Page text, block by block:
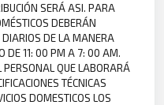
SERÁ ASI. PARA
DEBERÁN
DIARIOS DE LA MANERA
DE 11: 00 PM A 7: 00 AM.
PERSONAL QUE LABORARÁ
TÉCNICAS
DOMESTICOS LOS